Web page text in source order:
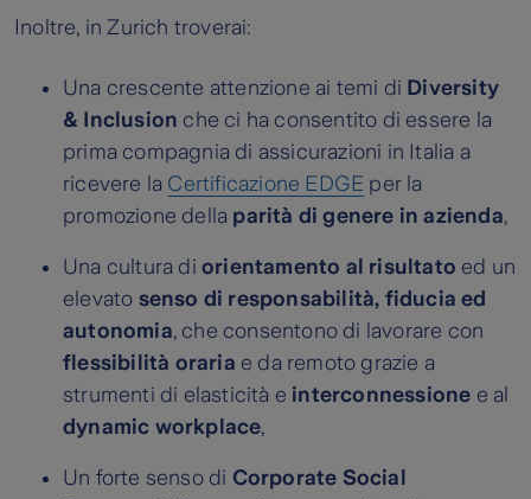
Inoltre, in Zurich troverai:
Una crescente attenzione ai temi di Diversity
& Inclusion che ci ha consentito di essere la
prima compagnia di assicurazioni in Italia a
ricevere la Certificazione EDGE per la
promozione della parità di genere in azienda,
Una cultura di orientamento al risultato ed un
elevato senso di responsabilità, fiducia ed
autonomia, che consentono di lavorare con
flessibilità oraria e da remoto grazie a
strumenti di elasticità e interconnessione e al
dynamic workplace,
Un forte senso di Corporate Social